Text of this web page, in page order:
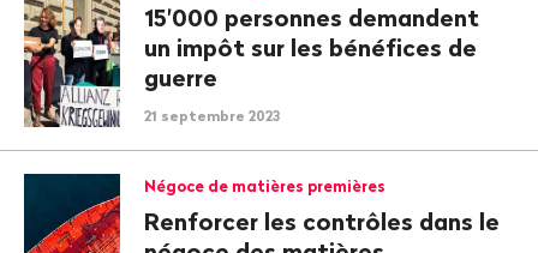
15'000 personnes demandent
un impôt sur les bénéfices de
guerre
21 septembre 2023
Négoce de matières premières
Renforcer les contrôles dans le